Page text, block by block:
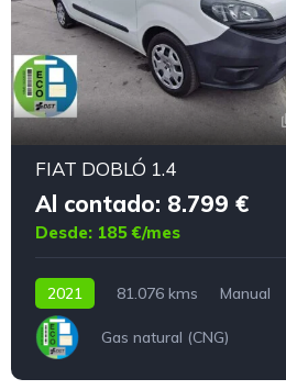
FIAT DOBLÓ 1.4
Al contado: 8.799 €
Desde: 185 €/mes
2021 81.076 kms Manual
Gas natural (CNG)